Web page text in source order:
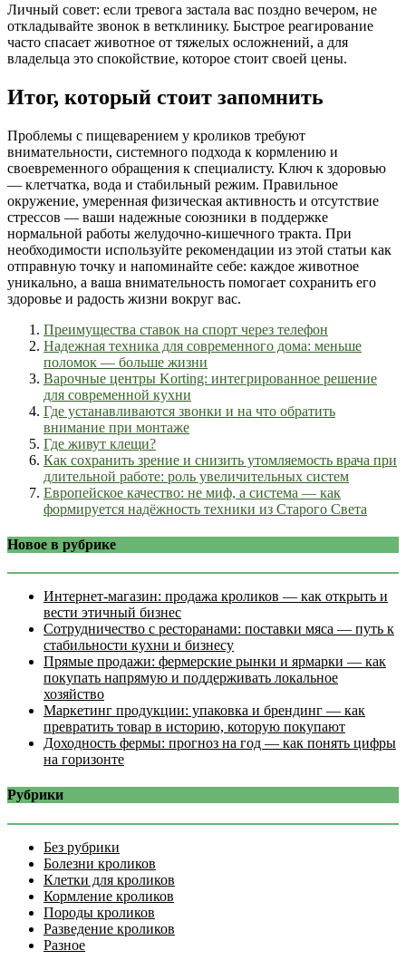
Личный совет: если тревога застала вас поздно вечером, не
откладывайте звонок в ветклинику. Быстрое реагирование
часто спасает животное от тяжелых осложнений, а для
владельца это спокойствие, которое стоит своей цены.
Итог, который стоит запомнить
Проблемы с пищеварением у кроликов требуют
внимательности, системного подхода к кормлению и
своевременного обращения к специалисту. Ключ к здоровью
— клетчатка, вода и стабильный режим. Правильное
окружение, умеренная физическая активность и отсутствие
стрессов — ваши надежные союзники в поддержке
нормальной работы желудочно-кишечного тракта. При
необходимости используйте рекомендации из этой статьи как
отправную точку и напоминайте себе: каждое животное
уникально, а ваша внимательность помогает сохранить его
здоровье и радость жизни вокруг вас.
Преимущества ставок на спорт через телефон
Надежная техника для современного дома: меньше
поломок — больше жизни
Варочные центры Korting: интегрированное решение
для современной кухни
Где устанавливаются звонки и на что обратить
внимание при монтаже
Где живут клещи?
Как сохранить зрение и снизить утомляемость врача при
длительной работе: роль увеличительных систем
Европейское качество: не миф, а система — как
формируется надёжность техники из Старого Света
Новое в рубрике
Интернет‑магазин: продажа кроликов — как открыть и
вести этичный бизнес
Сотрудничество с ресторанами: поставки мяса — путь к
стабильности кухни и бизнесу
Прямые продажи: фермерские рынки и ярмарки — как
покупать напрямую и поддерживать локальное
хозяйство
Маркетинг продукции: упаковка и брендинг — как
превратить товар в историю, которую покупают
Доходность фермы: прогноз на год — как понять цифры
на горизонте
Рубрики
Без рубрики
Болезни кроликов
Клетки для кроликов
Кормление кроликов
Породы кроликов
Разведение кроликов
Разное